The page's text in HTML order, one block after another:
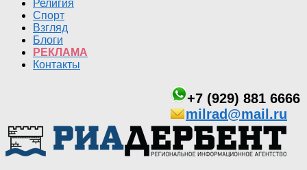
Религия
Спорт
Взгляд
Блоги
РЕКЛАМА
Контакты
+7 (929) 881 6666
milrad@mail.ru